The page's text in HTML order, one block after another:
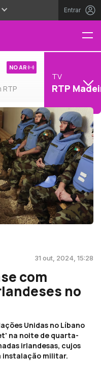
Entrar
RTP
NO AR
TV
RTP
31 out, 2024, 15:28
com
no
Unidas no Líbano
na noite de quarta-
irlandesas, cujos
instalação militar.